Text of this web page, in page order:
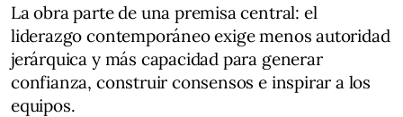
La obra parte de una premisa central: el
liderazgo contemporáneo exige menos autoridad
jerárquica y más capacidad para generar
confianza, construir consensos e inspirar a los
equipos.